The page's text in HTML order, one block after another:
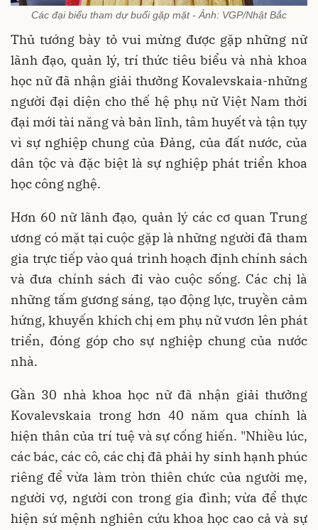
Các đại biểu tham dự buổi gặp mặt - Ảnh: VGP/Nhật Bắc
Thủ tướng bày tỏ vui mừng được gặp những nữ
lãnh đạo, quản lý, trí thức tiêu biểu và nhà khoa
học nữ đã nhận giải thưởng Kovalevskaia-những
người đại diện cho thế hệ phụ nữ Việt Nam thời
đại mới tài năng và bản lĩnh, tâm huyết và tận tụy
vì sự nghiệp chung của Đảng, của đất nước, của
dân tộc và đặc biệt là sự nghiệp phát triển khoa
học công nghệ.
Hơn 60 nữ lãnh đạo, quản lý các cơ quan Trung
ương có mặt tại cuộc gặp là những người đã tham
gia trực tiếp vào quá trình hoạch định chính sách
và đưa chính sách đi vào cuộc sống. Các chị là
những tấm gương sáng, tạo động lực, truyền cảm
hứng, khuyến khích chị em phụ nữ vươn lên phát
triển, đóng góp cho sự nghiệp chung của nước
nhà.
Gần 30 nhà khoa học nữ đã nhận giải thưởng
Kovalevskaia trong hơn 40 năm qua chính là
hiện thân của trí tuệ và sự cống hiến. "Nhiều lúc,
các bác, các cô, các chị đã phải hy sinh hạnh phúc
riêng để vừa làm tròn thiên chức của người mẹ,
người vợ, người con trong gia đình; vừa để thực
hiện sứ mệnh nghiên cứu khoa học cao cả và sự